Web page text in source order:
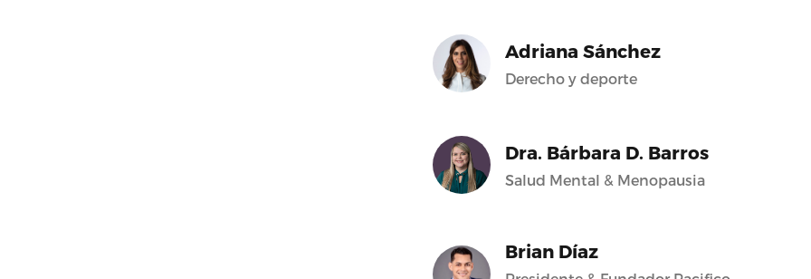
Adriana Sánchez
Derecho y deporte
Dra. Bárbara D. Barros
Salud Mental & Menopausia
Brian Díaz